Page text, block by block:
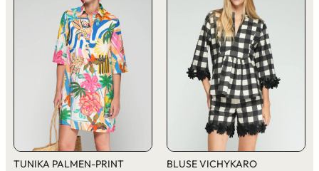
TUNIKA PALMEN-PRINT
BLUSE VICHYKARO